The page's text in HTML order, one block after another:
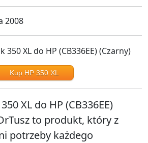
2008
Kup HP 350 XL
XL do HP (CB336EE)
to produkt, który z
potrzeby każdego